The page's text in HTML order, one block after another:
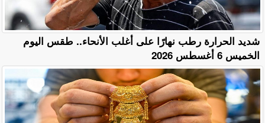
​شديد الحرارة رطب نهارًا على أغلب الأنحاء.. طقس اليوم
الخميس 6 أغسطس 2026